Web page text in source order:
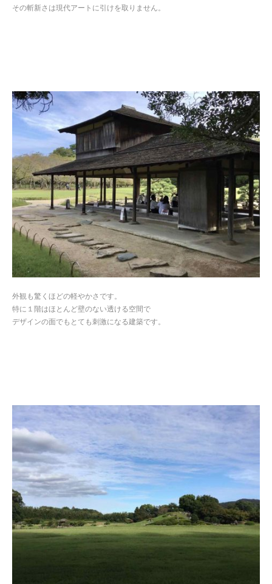
その斬新さは現代アートに引けを取りません。
外観も驚くほどの軽やかさです。
特に１階はほとんど壁のない透ける空間で
デザインの面でもとても刺激になる建築です。